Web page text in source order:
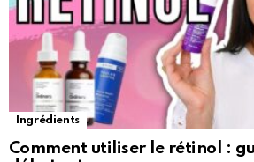
Ingrédients
Comment utiliser le rétinol :